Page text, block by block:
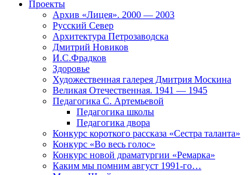
Проекты
Архив «Лицея». 2000 — 2003
Русский Север
Архитектура Петрозаводска
Дмитрий Новиков
И.С.Фрадков
Здоровье
Художественная галерея Дмитрия Москина
Великая Отечественная. 1941 — 1945
Педагогика С. Артемьевой
Педагогика школы
Педагогика двора
Конкурс короткого рассказа «Сестра таланта»
Конкурс «Во весь голос»
Конкурс новой драматургии «Ремарка»
Каким мы помним август 1991-го…